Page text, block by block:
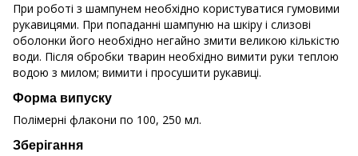
При роботі з шампунем необхідно користуватися гумовими
рукавицями. При попаданні шампуню на шкіру і слизові
оболонки його необхідно негайно змити великою кількістю
води. Після обробки тварин необхідно вимити руки теплою
водою з милом; вимити і просушити рукавиці.
Форма випуску
Полімерні флакони по 100, 250 мл.
Зберігання